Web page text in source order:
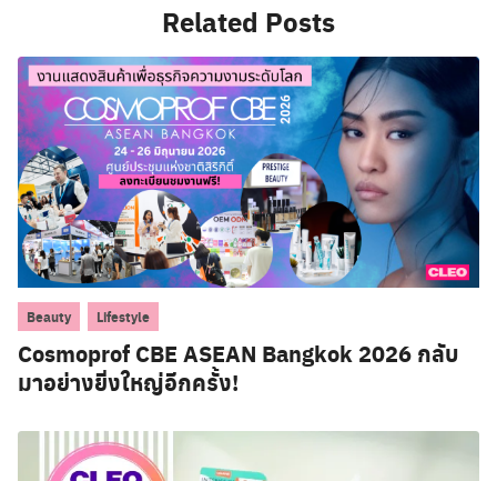
Related Posts
Beauty Lifestyle
Cosmoprof CBE ASEAN Bangkok 2026 กลับ
มาอย่างยิ่งใหญ่อีกครั้ง!